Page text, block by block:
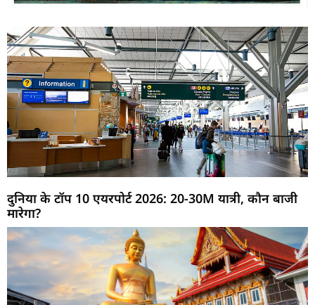
दुनिया के टॉप 10 एयरपोर्ट 2026: 20-30M यात्री, कौन बाजी
मारेगा?